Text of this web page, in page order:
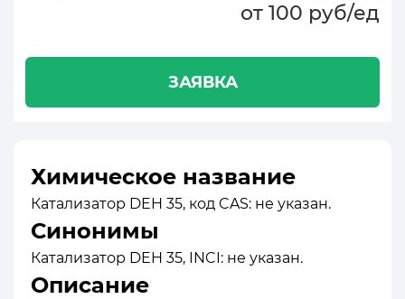
от 100 руб/ед
ЗАЯВКА
Химическое название
Катализатор DEH 35, код CAS: не указан.
Синонимы
Катализатор DEH 35, INCI: не указан.
Описание